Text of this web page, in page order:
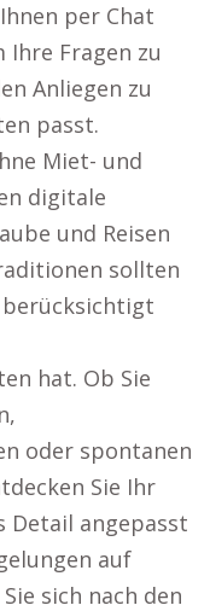
per Chat
Ihre Fragen zu
Anliegen zu
passt.
Miet- und
digitale
und Reisen
sollten
berücksichtigt
hat. Ob Sie
oder spontanen
Sie Ihr
Detail angepasst
auf
sich nach den